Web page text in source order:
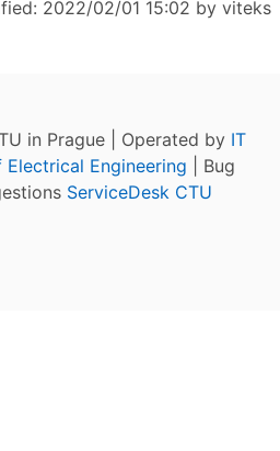
2022/02/01 15:02 by viteks
in Prague | Operated by IT
Electrical Engineering | Bug
ServiceDesk CTU